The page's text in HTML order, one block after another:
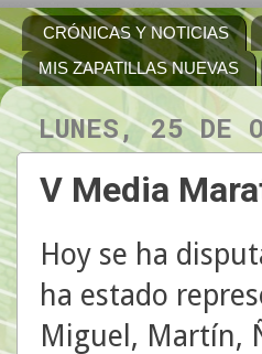
CRÓNICAS Y NOTICIAS
MIS ZAPATILLAS NUEVAS
LUNES, 25 DE
V Media
Hoy se ha
ha estado
Miguel, Martín,